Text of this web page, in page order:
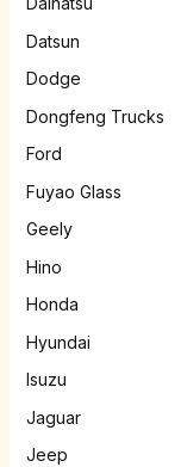
Datsun
Dodge
Dongfeng Trucks
Ford
Fuyao Glass
Geely
Hino
Honda
Hyundai
Isuzu
Jaguar
Jeep